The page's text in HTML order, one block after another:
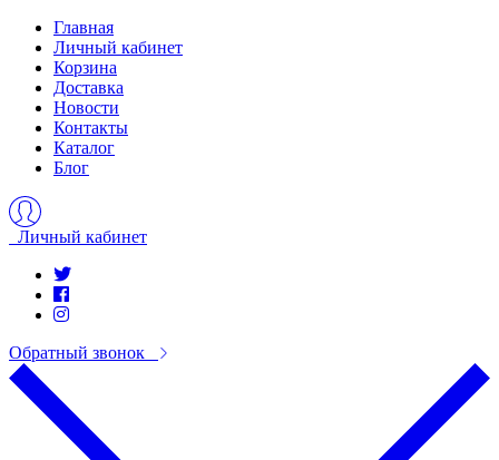
Главная
Личный кабинет
Корзина
Доставка
Новости
Контакты
Каталог
Блог
Личный кабинет
Обратный звонок